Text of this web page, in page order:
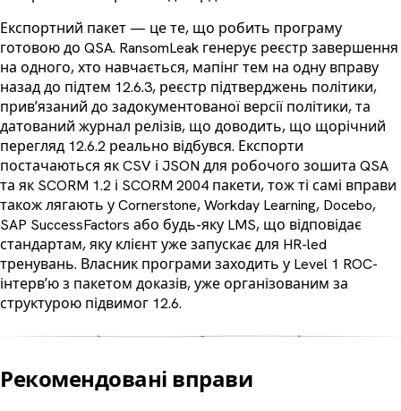
Експортний пакет — це те, що робить програму
готовою до QSA. RansomLeak генерує реєстр завершення
на одного, хто навчається, мапінг тем на одну вправу
назад до підтем 12.6.3, реєстр підтверджень політики,
привʼязаний до задокументованої версії політики, та
датований журнал релізів, що доводить, що щорічний
перегляд 12.6.2 реально відбувся. Експорти
постачаються як CSV і JSON для робочого зошита QSA
та як SCORM 1.2 і SCORM 2004 пакети, тож ті самі вправи
також лягають у Cornerstone, Workday Learning, Docebo,
SAP SuccessFactors або будь-яку LMS, що відповідає
стандартам, яку клієнт уже запускає для HR-led
тренувань. Власник програми заходить у Level 1 ROC-
інтервʼю з пакетом доказів, уже організованим за
структурою підвимог 12.6.
Рекомендовані вправи